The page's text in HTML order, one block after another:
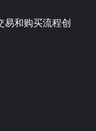
易和购买流程创